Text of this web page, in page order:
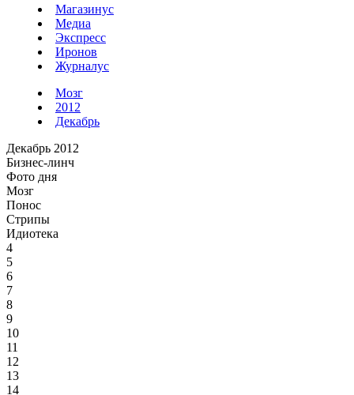
Магазинус
Медиа
Экспресс
Иронов
Журналус
Мозг
2012
Декабрь
Декабрь 2012
Бизнес-линч
Фото дня
Мозг
Понос
Стрипы
Идиотека
4
5
6
7
8
9
10
11
12
13
14